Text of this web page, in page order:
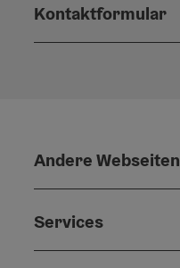
Kontaktformular
Andere Webseiten
Services